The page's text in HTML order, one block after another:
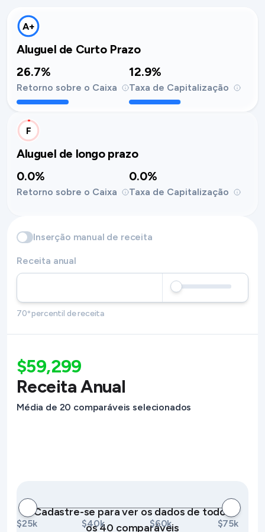
A+
Aluguel de Curto Prazo
26.7%
Retorno sobre o Caixa
12.9%
Taxa de Capitalização
F
Aluguel de longo prazo
0.0%
Retorno sobre o Caixa
0.0%
Taxa de Capitalização
Inserção manual de receita
Receita anual
70º percentil de receita
$59,299
Receita Anual
Média de 20 comparáveis selecionados
$25k $40k $60k $75k
Cadastre-se para ver os dados de todos
os 40 comparáveis